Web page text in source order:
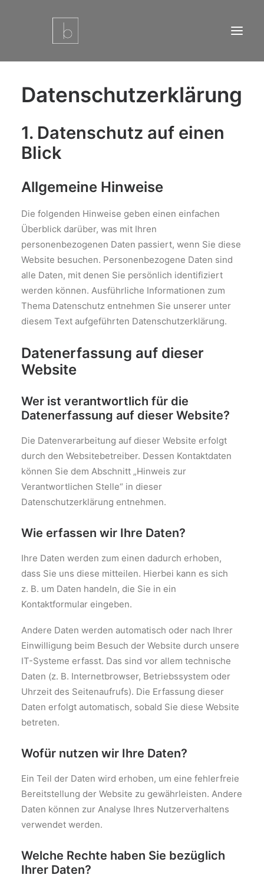
Startseite
Referenzen
Über uns
Impressum
Cookie-Richtlinie (EU)
Datenschutz­erklärung
1. Datenschutz auf einen
Blick
Allgemeine Hinweise
Die folgenden Hinweise geben einen einfachen
Überblick darüber, was mit Ihren
personenbezogenen Daten passiert, wenn Sie diese
Website besuchen. Personenbezogene Daten sind
alle Daten, mit denen Sie persönlich identifiziert
werden können. Ausführliche Informationen zum
Thema Datenschutz entnehmen Sie unserer unter
diesem Text aufgeführten Datenschutzerklärung.
Datenerfassung auf dieser
Website
Wer ist verantwortlich für die
Datenerfassung auf dieser Website?
Die Datenverarbeitung auf dieser Website erfolgt
durch den Websitebetreiber. Dessen Kontaktdaten
können Sie dem Abschnitt „Hinweis zur
Verantwortlichen Stelle“ in dieser
Datenschutzerklärung entnehmen.
Wie erfassen wir Ihre Daten?
Ihre Daten werden zum einen dadurch erhoben,
dass Sie uns diese mitteilen. Hierbei kann es sich
z. B. um Daten handeln, die Sie in ein
Kontaktformular eingeben.
Andere Daten werden automatisch oder nach Ihrer
Einwilligung beim Besuch der Website durch unsere
IT-Systeme erfasst. Das sind vor allem technische
Daten (z. B. Internetbrowser, Betriebssystem oder
Uhrzeit des Seitenaufrufs). Die Erfassung dieser
Daten erfolgt automatisch, sobald Sie diese Website
betreten.
Wofür nutzen wir Ihre Daten?
Ein Teil der Daten wird erhoben, um eine fehlerfreie
Bereitstellung der Website zu gewährleisten. Andere
Daten können zur Analyse Ihres Nutzerverhaltens
verwendet werden.
Welche Rechte haben Sie bezüglich
Ihrer Daten?